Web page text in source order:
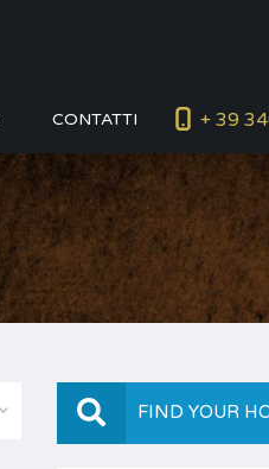
+ 39
CONTATTI
FIND YOUR